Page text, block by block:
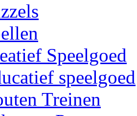
Speelgoed
speelgoed
Treinen